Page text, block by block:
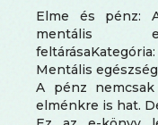
Elme és pénz:
mentális
Mentális
A pénz
elménkre is hat.